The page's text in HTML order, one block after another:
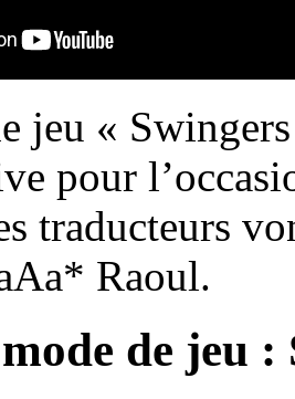
jeu «
pour
traducteurs
Raoul.
de jeu :